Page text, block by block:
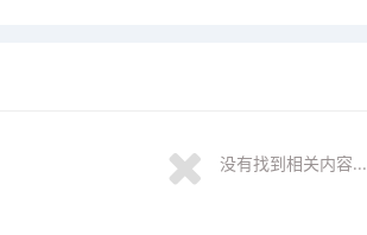
没有找到相关内容...